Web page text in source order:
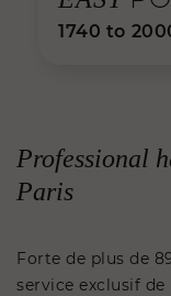
1740 to
Professional
Paris
Forte de plus de
service exclusif